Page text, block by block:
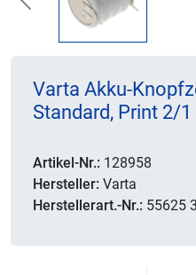
Previous
Varta Akku-
Standard, Print 2/
Artikel-Nr.: 128958
Hersteller: Varta
Herstellerart.-Nr.: 55625